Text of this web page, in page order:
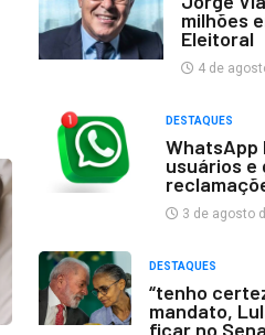
milhões
Eleitoral
4 de
DESTAQUES
WhatsApp
usuários e
3 de agosto
DESTAQUES
“tenho
mandato,
ficar no